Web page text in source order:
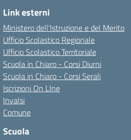
Link esterni
Ministero dell'Istruzione e del Merito
Ufficio Scolastico Regionale
Ufficio Scolastico Territoriale
Scuola in Chiaro - Corsi Diurni
Scuola in Chiaro - Corsi Serali
Iscrizioni On LIne
Invalsi
Comune
Scuola